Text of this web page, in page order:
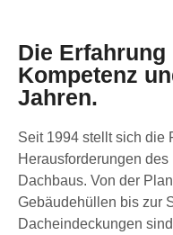
Die
Kompetenz
Jahren.
Seit 1994 stellt sich die
Herausforderungen
Dachbaus. Von der
Gebäudehüllen bis zur
Dacheindeckungen